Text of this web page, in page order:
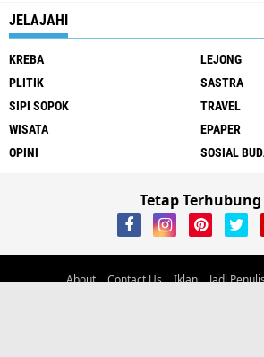
JELAJAHI
KREBA
LEJONG
PLITIK
SASTRA
SIPI SOPOK
TRAVEL
WISATA
EPAPER
OPINI
SOSIAL
Tetap Terhubung
About Contact Us Iklan
Jadi